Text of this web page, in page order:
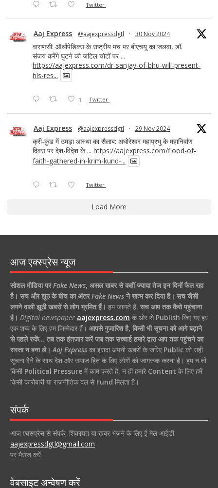
Twitter
Aaj Express @aajexpressdgtl · 30 Nov 2024
वाराणसी: ऑर्थोपेडिक्स के राष्ट्रीय मंच पर बीएचयू का जलवा, डॉ.
संजय करेंगे घुटने की जटिल चोटों पर ...
https://aajexpress.com/dr-sanjay-of-bhu-will-present-
his-res...
1 Twitter
Aaj Express @aajexpressdgtl · 29 Nov 2024
क्रीं-कुंड में उमड़ा आस्था का सैलाब: अघोरेश्वर महाप्रभु के महानिर्वाण
दिवस पर देश-विदेश के ... https://aajexpress.com/flood-of-
faith-gathered-in-krim-kund-...
Twitter
Load More
आज एक्स्प्रेस न्यूज
सोशल मीडिया पर Fake News, असल खबर से कहीं ज्यादा तेज इन दिनों फैल रहा
है। सच और झूठ के बीच का अंतर Fake Newsने खत्म कर दिया है। सच जैसी
लगने वाली झूठी खबरों से लोग भ्रमित हैं। हम जानते हैं, सच आप तक कैसे पहुंचाना
है। Digital newspaper aajexpress.com के ओर से Publish किए गए हर
एक शब्द के लिए हम जिम्मेदार हैं। आपसे गुजारिश है, किसी भी सूचना को आगे बढ़ाने
से पहले रुकें… तब तक इंतजार करें जब तक सच्चाई हमारे द्वारा आप तक पहुंचने का
रास्ता न बना ले। Aaj Expressका इरादा अपनी खबरों के जरिए Publicको सही
सूचना देने के साथ देश और समाज हित के लिए लोगों को जागरूक करना है। हम न तो
किसी Political Pressureमें काम करते हैं, न ही हमारे Content के लिए हमें
किसी कारोबारी या राजनीतिक दल से Fund मिलता है।
संपर्क
आज एक्सप्रेस से संपर्क, शिकायत या खबर भेजने के लिए ई मेल आईडी
aajexpressdgtl@gmail.com
पर मैसेज करें
वेबसाइट अन्वेषण करें